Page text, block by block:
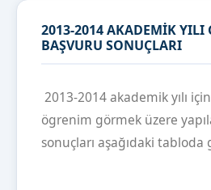
2013-2014 AKADEMİK YILI
BAŞVURU SONUÇLARI
2013-2014 akademik yılı
ögrenim görmek üzere
sonuçları aşağıdaki tabloda